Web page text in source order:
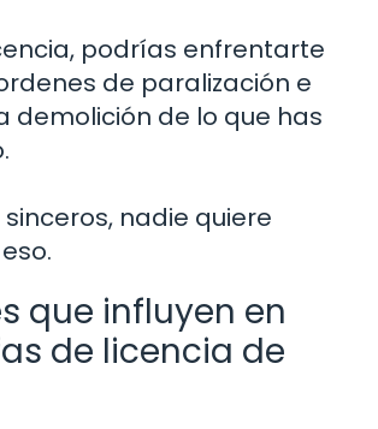
podrías enfrentarte
de paralización e
demolición de lo que has
nadie quiere
que influyen en
de licencia de